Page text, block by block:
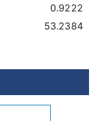
0.9222
53.2384